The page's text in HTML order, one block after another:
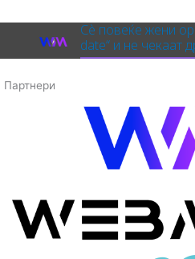
Сè повеќе жени
date“ и не чекаат
Партнери